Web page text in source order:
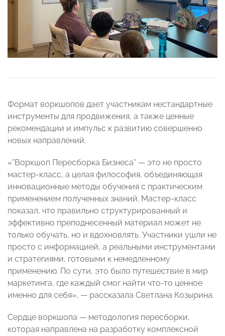
Формат воркшопов дает участникам нестандартные
инструменты для продвижения, а также ценные
рекомендации и импульс к развитию совершенно
новых направлений.
«”Воркшоп Пересборка Бизнеса” — это не просто
мастер-класс, а целая философия, объединяющая
инновационные методы обучения с практическим
применением полученных знаний. Мастер-класс
показал, что правильно структурированный и
эффективно преподнесенный материал может не
только обучать, но и вдохновлять. Участники ушли не
просто с информацией, а реальными инструментами
и стратегиями, готовыми к немедленному
применению. По сути, это было путешествие в мир
маркетинга, где каждый смог найти что-то ценное
именно для себя», — рассказала Светлана Козырина.
Сердце воркшопа — методология пересборки,
которая направлена на разработку комплексной